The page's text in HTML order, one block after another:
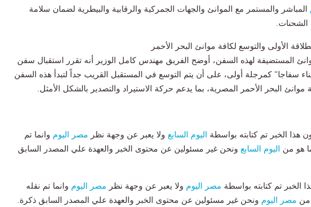
المباشر والمستمر مع الموانئ والجهات الجمركية والرقابية والبيطرية لضمان سلامة
الأولى والتوسع لكافة موانئ البحر الأحمر
المستضيفة لهذه السفن، أوضح الفريق مهندس كامل الوزير أنه تقرر استقبال سفن
سفاجا" كمرجلة أولى، على أن يتم التوسع في المستقبل القريب جداً لتبدأ هذه السفن
البحر الأحمر المصرية، بما يدعم حركة الاستيراد والتصدير بالشكل الأمثل.
الخبر تم كتابته بواسطة اليوم السابع ولا يعبر عن وجهة نظر مصر اليوم وانما تم
هو من
اليوم السابع ونحن غير مسئولين عن محتوى الخبر والعهدة علي المصدر السابق
الخبر تم كتابته بواسطة مصر اليوم ولا يعبر عن وجهة نظر مصر اليوم وانما تم نقله
من مصر اليوم ونحن غير مسئولين عن محتوى الخبر والعهدة علي المصدر السابق ذكرة.